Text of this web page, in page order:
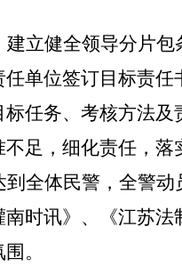
立健全领导分片
单位签订目标责任
任务、考核方法
足，细化责任，落
全体民警，全警动
时讯》、《江苏法
。